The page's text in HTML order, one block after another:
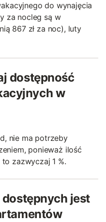
do wynajęcia
za nocleg są w
867 zł za noc), luty
dostępność
w
nie ma potrzeby
ponieważ ilość
zazwyczaj 1 %.
jest